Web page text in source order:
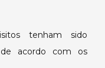
tenham sido
acordo com os